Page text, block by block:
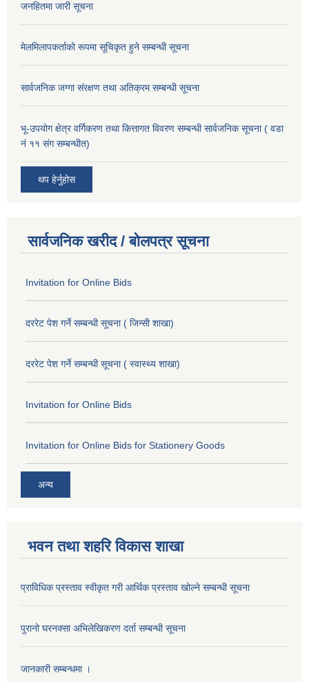
जनहितमा जारी सूचना
मेलमिलापकर्ताको रूपमा सूचिकृत हुने सम्बन्धी सूचना
सार्वजनिक जग्गा संरक्षण तथा अतिक्रम सम्बन्धी सूचना
भू-उपयोग क्षेत्र वर्गिकरण तथा कित्तागत विवरण सम्बन्धी सार्वजनिक सूचना ( वडा
नं ११ संग सम्बन्धीत)
थप हेर्नुहोस
सार्वजनिक खरीद / बोलपत्र सूचना
Invitation for Online Bids
दररेट पेश गर्ने सम्बन्धी सूचना ( जिन्सी शाखा)
दररेट पेश गर्ने सम्बन्धी सूचना ( स्वास्थ्य शाखा)
Invitation for Online Bids
Invitation for Online Bids for Stationery Goods
अन्य
भवन तथा शहरि विकास शाखा
प्राविधिक प्रस्ताव स्वीकृत गरी आर्थिक प्रस्ताव खोल्ने सम्बन्धी सूचना
पुरानो घरनक्सा अभिलेखिकरण दर्ता सम्बन्धी सूचना
जानकारी सम्बन्धमा ।